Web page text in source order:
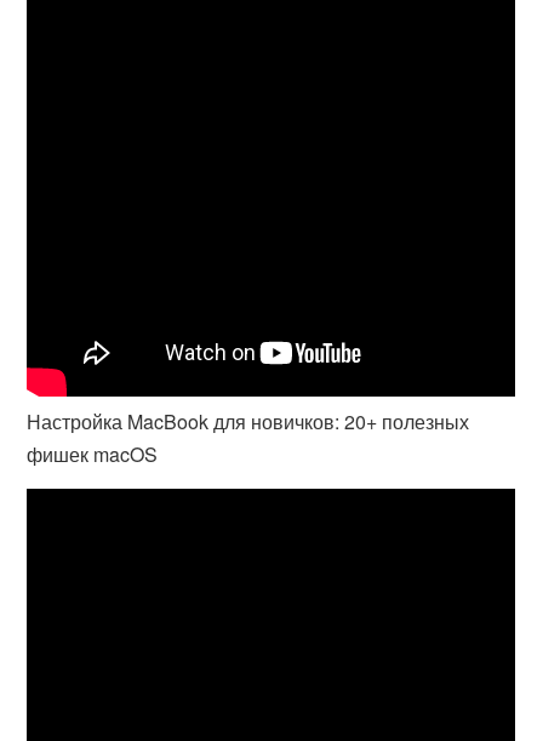
Настройка MacBook для новичков: 20+ полезных
фишек macOS